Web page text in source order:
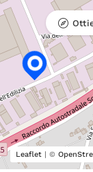
Leaflet | ©